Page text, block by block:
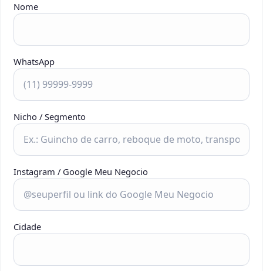
Nome
WhatsApp
Nicho / Segmento
Instagram / Google Meu Negocio
Cidade